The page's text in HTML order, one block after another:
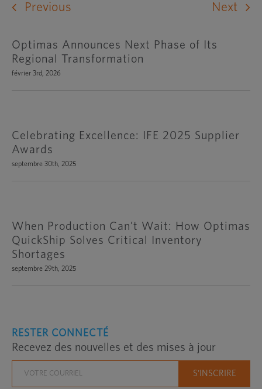
Previous Next
Optimas Announces Next Phase of Its
Regional Transformation
février 3rd, 2026
Celebrating Excellence: IFE 2025 Supplier
Awards
septembre 30th, 2025
When Production Can’t Wait: How Optimas
QuickShip Solves Critical Inventory
Shortages
septembre 29th, 2025
RESTER CONNECTÉ
Recevez des nouvelles et des mises à jour